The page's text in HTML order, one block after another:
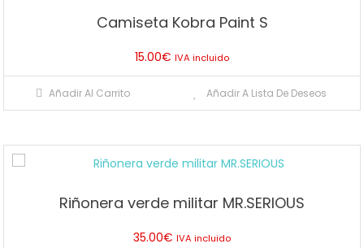
opciones
elegir
en
página
de
Camiseta Kobra Paint S
15.00€ IVA incluido
Añadir Al Carrito Añadir A Lista De Deseos
Riñonera verde militar MR.SERIOUS
35.00€ IVA incluido